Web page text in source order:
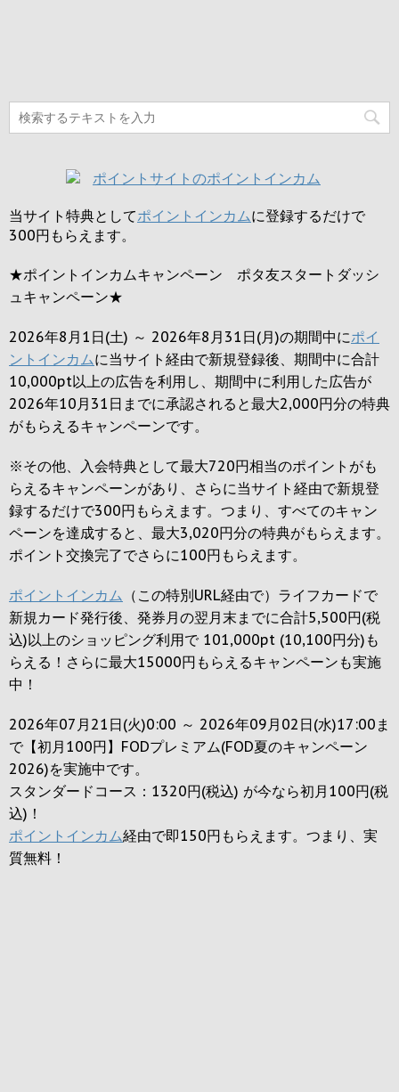
当サイト特典としてポイントインカムに登録するだけで
300円 もらえます。
★ポイントインカムキャンペーン ポタ友スタートダッシ
ュキャンペーン★
2026年8月1日(土) ～ 2026年8月31日(月)の期間中にポイ
ントインカムに当サイト経由で新規登録後、期間中に合計
10,000pt以上の広告を利用し、期間中に利用した広告が
2026年10月31日までに承認されると最大2,000円分の特典
がもらえるキャンペーンです。
※その他、入会特典として最大720円相当のポイントがも
らえるキャンペーンがあり、さらに当サイト経由で新規登
録するだけで300円 もらえます。つまり、すべてのキャン
ペーンを達成すると、最大3,020円分の特典がもらえます。
ポイント交換完了でさらに100円 もらえます。
ポイントインカム （この特別URL経由で）ライフカードで
新規カード発行後、発券月の翌月末までに合計5,500円(税
込)以上のショッピング利用で 101,000pt (10,100円分)も
らえる！さらに最大15000円もらえるキャンペーンも実施
中！
2026年07月21日(火)0:00 ～ 2026年09月02日(水)17:00ま
で【初月100円】FODプレミアム(FOD夏のキャンペーン
2026)を実施中です。
スタンダードコース：1320円(税込) が今なら初月100円(税
込)！
ポイントインカム経由で即150円もらえます。つまり、実
質無料！